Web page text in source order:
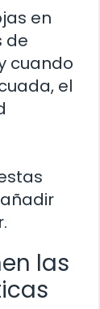
en
de
cuando
el
las